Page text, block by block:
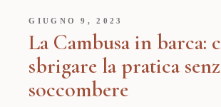
GIUGNO 9, 2023
La Cambusa in barca:
sbrigare la pratica
soccombere